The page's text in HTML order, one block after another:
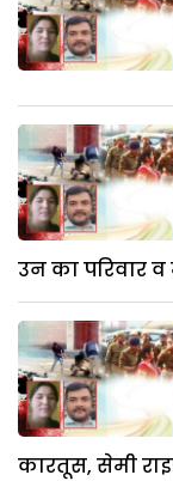
उन का परिवार
कारतूस, सेमी